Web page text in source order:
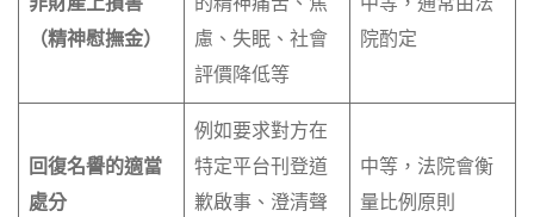
（精神慰撫金）
慮、失眠、社會
評價降低等
院酌定
回復名譽的適當
處分
例如要求對方在
特定平台刊登道
歉啟事、澄清聲
中等，法院會衡
量比例原則